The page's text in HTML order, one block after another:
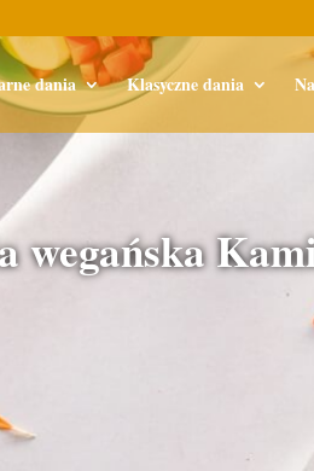
dania Klasyczne dania
wegańska